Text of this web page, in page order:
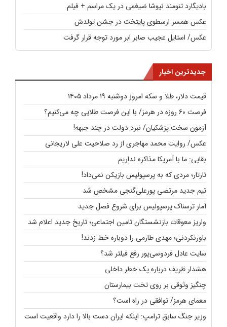
بادیگارد تنومند نیوشا ضیغمی در یک مراسم + فیلم
عکس همسر ارسطوی پایتخت در جشن تولدش
عکس/ استایل عجیب صابر ابر مورد توجه قرار گرفت
جدیدترین اخبار
قیمت دلار، طلا و سکه امروز دوشنبه ۱۹ مرداد ۱۴۰۵
فرصت ۶۰ روزه در هرمز/ با این فرصت طلایی چه می‌کنیم؟
آزمون سخت پزشکیان/ نبرد دولت در چند جبهه!
عکس/ روایت محمد مهاجری از رد صلاحیت علی لاریجانی
بقایی: ما با آمریکا مذاکره نداریم
تارتار؛‌ مردی که به پرسپولیس بازیکن نمی‌داد!
تیم جدید مرتضی پورعلی‌گنجی مشخص شد
آمار ترسناک پرسپولیس برای شروع فصل جدید
واریز معوقات بازنشستگان تامین اجتماعی؛ تاریخ جدید اعلام شد
باورنکردنی؛ مهدی طارمی را دوباره خط زدند!
سایت عادل فردوسی‌پور رفع فیلتر شد؟
هشدار ظریف درباره یک خطر داخلی
چنگیز وثوقی بر روی تخت بیمارستان
معمای هرمز/ توافقی در راه است؟
وزیر جنگ سابق ترامپ: اینکه ایران دست بالا را دارد واقعیت است